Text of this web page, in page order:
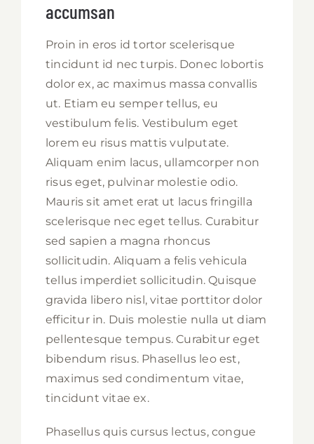
accumsan
Proin in eros id tortor scelerisque
tincidunt id nec turpis. Donec lobortis
dolor ex, ac maximus massa convallis
ut. Etiam eu semper tellus, eu
vestibulum felis. Vestibulum eget
lorem eu risus mattis vulputate.
Aliquam enim lacus, ullamcorper non
risus eget, pulvinar molestie odio.
Mauris sit amet erat ut lacus fringilla
scelerisque nec eget tellus. Curabitur
sed sapien a magna rhoncus
sollicitudin. Aliquam a felis vehicula
tellus imperdiet sollicitudin. Quisque
gravida libero nisl, vitae porttitor dolor
efficitur in. Duis molestie nulla ut diam
pellentesque tempus. Curabitur eget
bibendum risus. Phasellus leo est,
maximus sed condimentum vitae,
tincidunt vitae ex.
Phasellus quis cursus lectus, congue